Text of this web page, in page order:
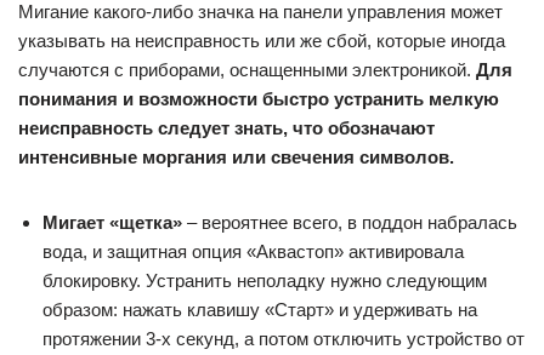
Мигание какого-либо значка на панели управления может
указывать на неисправность или же сбой, которые иногда
случаются с приборами, оснащенными электроникой. Для
понимания и возможности быстро устранить мелкую
неисправность следует знать, что обозначают
интенсивные моргания или свечения символов.
Мигает «щетка» – вероятнее всего, в поддон набралась
вода, и защитная опция «Аквастоп» активировала
блокировку. Устранить неполадку нужно следующим
образом: нажать клавишу «Старт» и удерживать на
протяжении 3-х секунд, а потом отключить устройство от